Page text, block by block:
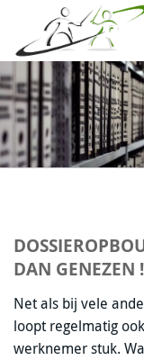
DAN GENEZEN !
Net als bij vele
loopt regelmatig
werknemer stuk.